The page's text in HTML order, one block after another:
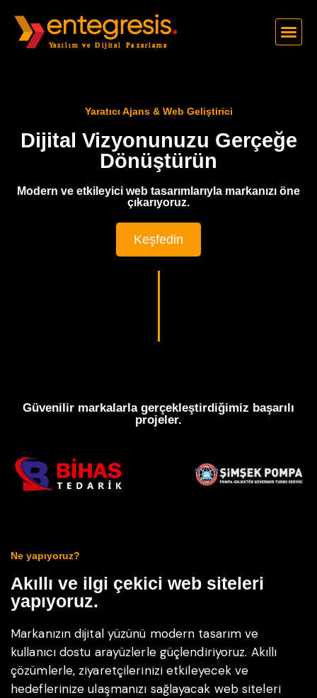
Yaratıcı Ajans & Web Geliştirici
Dijital Vizyonunuzu Gerçeğe
Dönüştürün
Modern ve etkileyici web tasarımlarıyla markanızı öne
çıkarıyoruz.
Keşfedin
Güvenilir markalarla gerçekleştirdiğimiz başarılı
projeler.
Ne yapıyoruz?
Akıllı ve ilgi çekici web siteleri
yapıyoruz.
Markanızın dijital yüzünü modern tasarım ve
kullanıcı dostu arayüzlerle güçlendiriyoruz. Akıllı
çözümlerle, ziyaretçilerinizi etkileyecek ve
hedeflerinize ulaşmanızı sağlayacak web siteleri